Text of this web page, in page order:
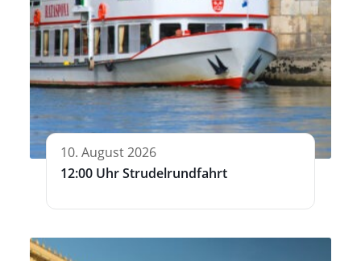
10. August 2026
12:00 Uhr Strudelrundfahrt